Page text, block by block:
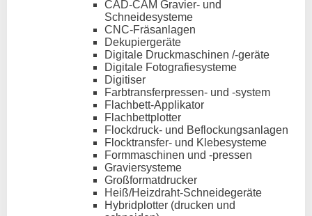
CAD-CAM Gravier- und
Schneidesysteme
CNC-Fräsanlagen
Dekupiergeräte
Digitale Druckmaschinen /-geräte
Digitale Fotografiesysteme
Digitiser
Farbtransferpressen- und -system
Flachbett-Applikator
Flachbettplotter
Flockdruck- und Beflockungsanlagen
Flocktransfer- und Klebesysteme
Formmaschinen und -pressen
Graviersysteme
Großformatdrucker
Heiß/Heizdraht-Schneidegeräte
Hybridplotter (drucken und